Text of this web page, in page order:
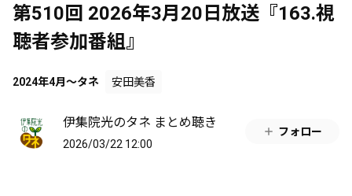
第510回 2026年3月20日放送『163.視
聴者参加番組』
2024年4月～タネ 安田美香
伊集院光のタネ まとめ聴き
2026/03/22 12:00
フォロー